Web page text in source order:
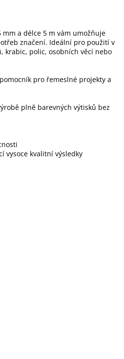
a délce 5 m vám umožňuje
značení. Ideální pro použití v
krabic, polic, osobních věcí nebo
pro řemeslné projekty a
plně barevných výtisků bez
kvalitní výsledky